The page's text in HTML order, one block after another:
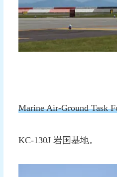
Marine Air-Ground Task
KC-130J 岩国基地。